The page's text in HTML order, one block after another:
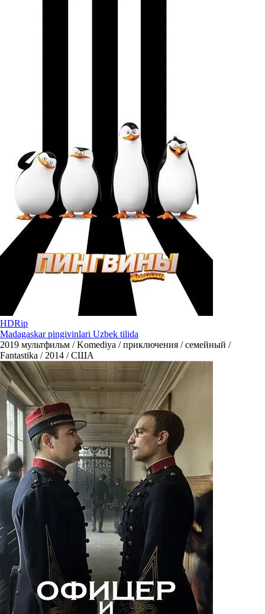
HDRip
Madagaskar pingivinlari Uzbek tilida
2019 мультфильм / Komediya / приключения / семейный /
Fantastika / 2014 / США